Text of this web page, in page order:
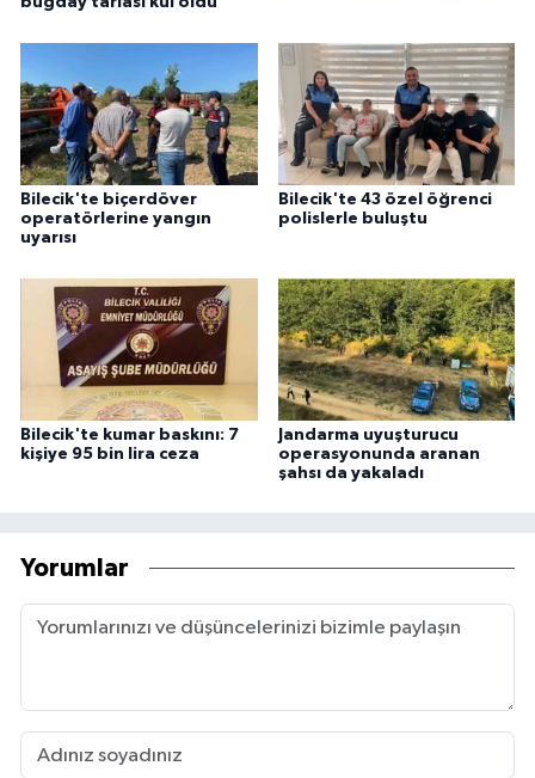
Bilecik'te biçerdöver
operatörlerine yangın
uyarısı
Bilecik'te 43 özel öğrenci
polislerle buluştu
Bilecik'te kumar baskını: 7
kişiye 95 bin lira ceza
Jandarma uyuşturucu
operasyonunda aranan
şahsı da yakaladı
Yorumlar